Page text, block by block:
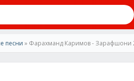
песни » Фарахманд Каримов - Зарафшони